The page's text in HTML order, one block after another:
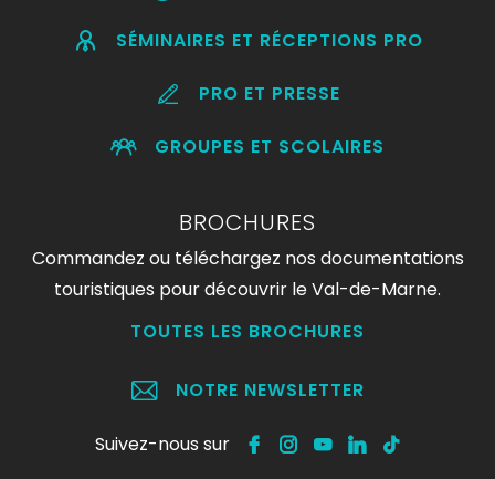
SÉMINAIRES ET RÉCEPTIONS PRO
PRO ET PRESSE
GROUPES ET SCOLAIRES
BROCHURES
Commandez ou téléchargez nos documentations
touristiques pour découvrir le Val-de-Marne.
TOUTES LES BROCHURES
NOTRE NEWSLETTER
Suivez-nous sur